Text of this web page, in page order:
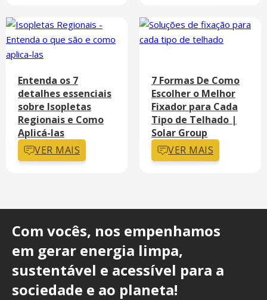
Entenda os 7
detalhes essenciais
sobre Isopletas
Regionais e Como
Aplicá-las
VER MAIS
7 Formas De Como
Escolher o Melhor
Fixador para Cada
Tipo de Telhado |
Solar Group
VER MAIS
Com vocês, nos empenhamos
em gerar energia limpa,
sustentável e acessível para a
sociedade e ao planeta!